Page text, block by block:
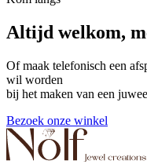
Altijd welkom,
Of maak telefonisch een
wil worden
bij het maken van een
Bezoek onze winkel